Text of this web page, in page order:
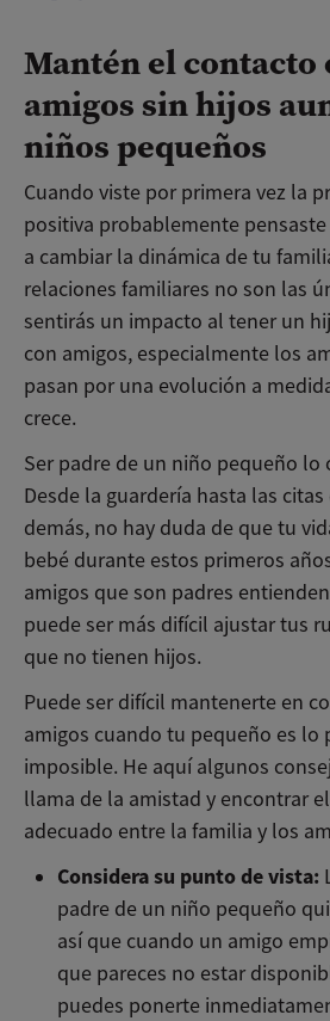
Mantén el contacto
amigos sin hijos
niños pequeños
Cuando viste por primera vez la
positiva probablemente
a cambiar la dinámica de tu
relaciones familiares no son las
sentirás un impacto al tener un
con amigos, especialmente los
pasan por una evolución a
crece.
Ser padre de un niño pequeño lo
Desde la guardería hasta las
demás, no hay duda de que tu
bebé durante estos primeros
amigos que son padres
puede ser más difícil ajustar tus
que no tienen hijos.
Puede ser difícil mantenerte en
amigos cuando tu pequeño es lo
imposible. He aquí algunos
llama de la amistad y encontrar
adecuado entre la familia y los
Considera su punto de vista:
padre de un niño pequeño
así que cuando un amigo
que pareces no estar
puedes ponerte